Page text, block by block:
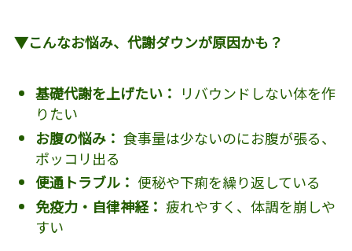
▼こんなお悩み、代謝ダウンが原因かも？
基礎代謝を上げたい： リバウンドしない体を作
りたい
お腹の悩み： 食事量は少ないのにお腹が張る、
ポッコリ出る
便通トラブル： 便秘や下痢を繰り返している
免疫力・自律神経： 疲れやすく、体調を崩しや
すい